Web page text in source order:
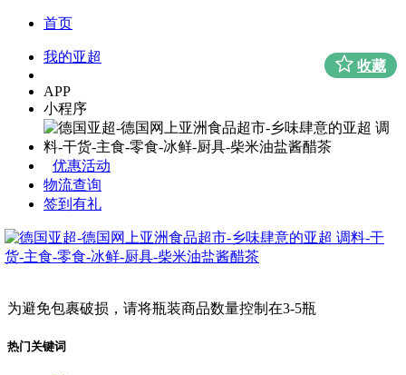
首页
我的亚超
APP
小程序
优惠活动
物流查询
签到有礼
为避免包裹破损，请将瓶装商品数量控制在3-5瓶
热门关键词
收藏